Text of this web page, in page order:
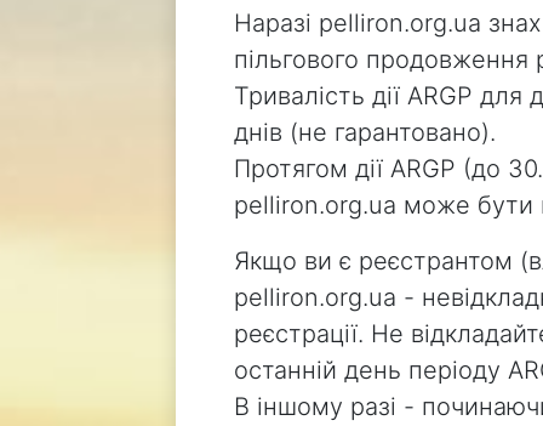
Наразі pelliron.org.ua
пільгового продовження
Тривалість дії ARGP
днів (не гарантовано).
Протягом дії ARGP (до
pelliron.org.ua може бути
Якщо ви є реєстрантом
pelliron.org.ua -
реєстрації. Не
останній день періоду
В іншому разі -